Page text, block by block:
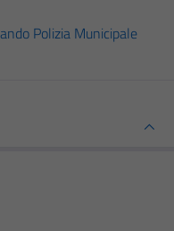
Polizia Municipale